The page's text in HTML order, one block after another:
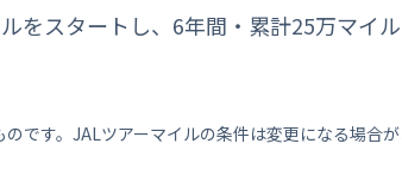
ルをスタートし、6年間・累計25万マイ
です。JALツアーマイルの条件は変更になる場合